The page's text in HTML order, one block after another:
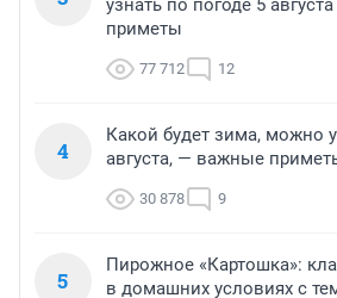
узнать по погоде 5
приметы
77 712 12
4
Какой будет зима, можно
августа, — важные
30 878 9
5
Пирожное «Картошка»:
в домашних условиях с